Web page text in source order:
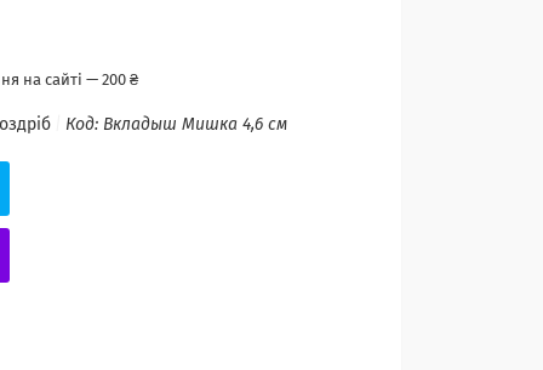
на сайті — 200 ₴
Код: Вкладыш Мишка 4,6 см